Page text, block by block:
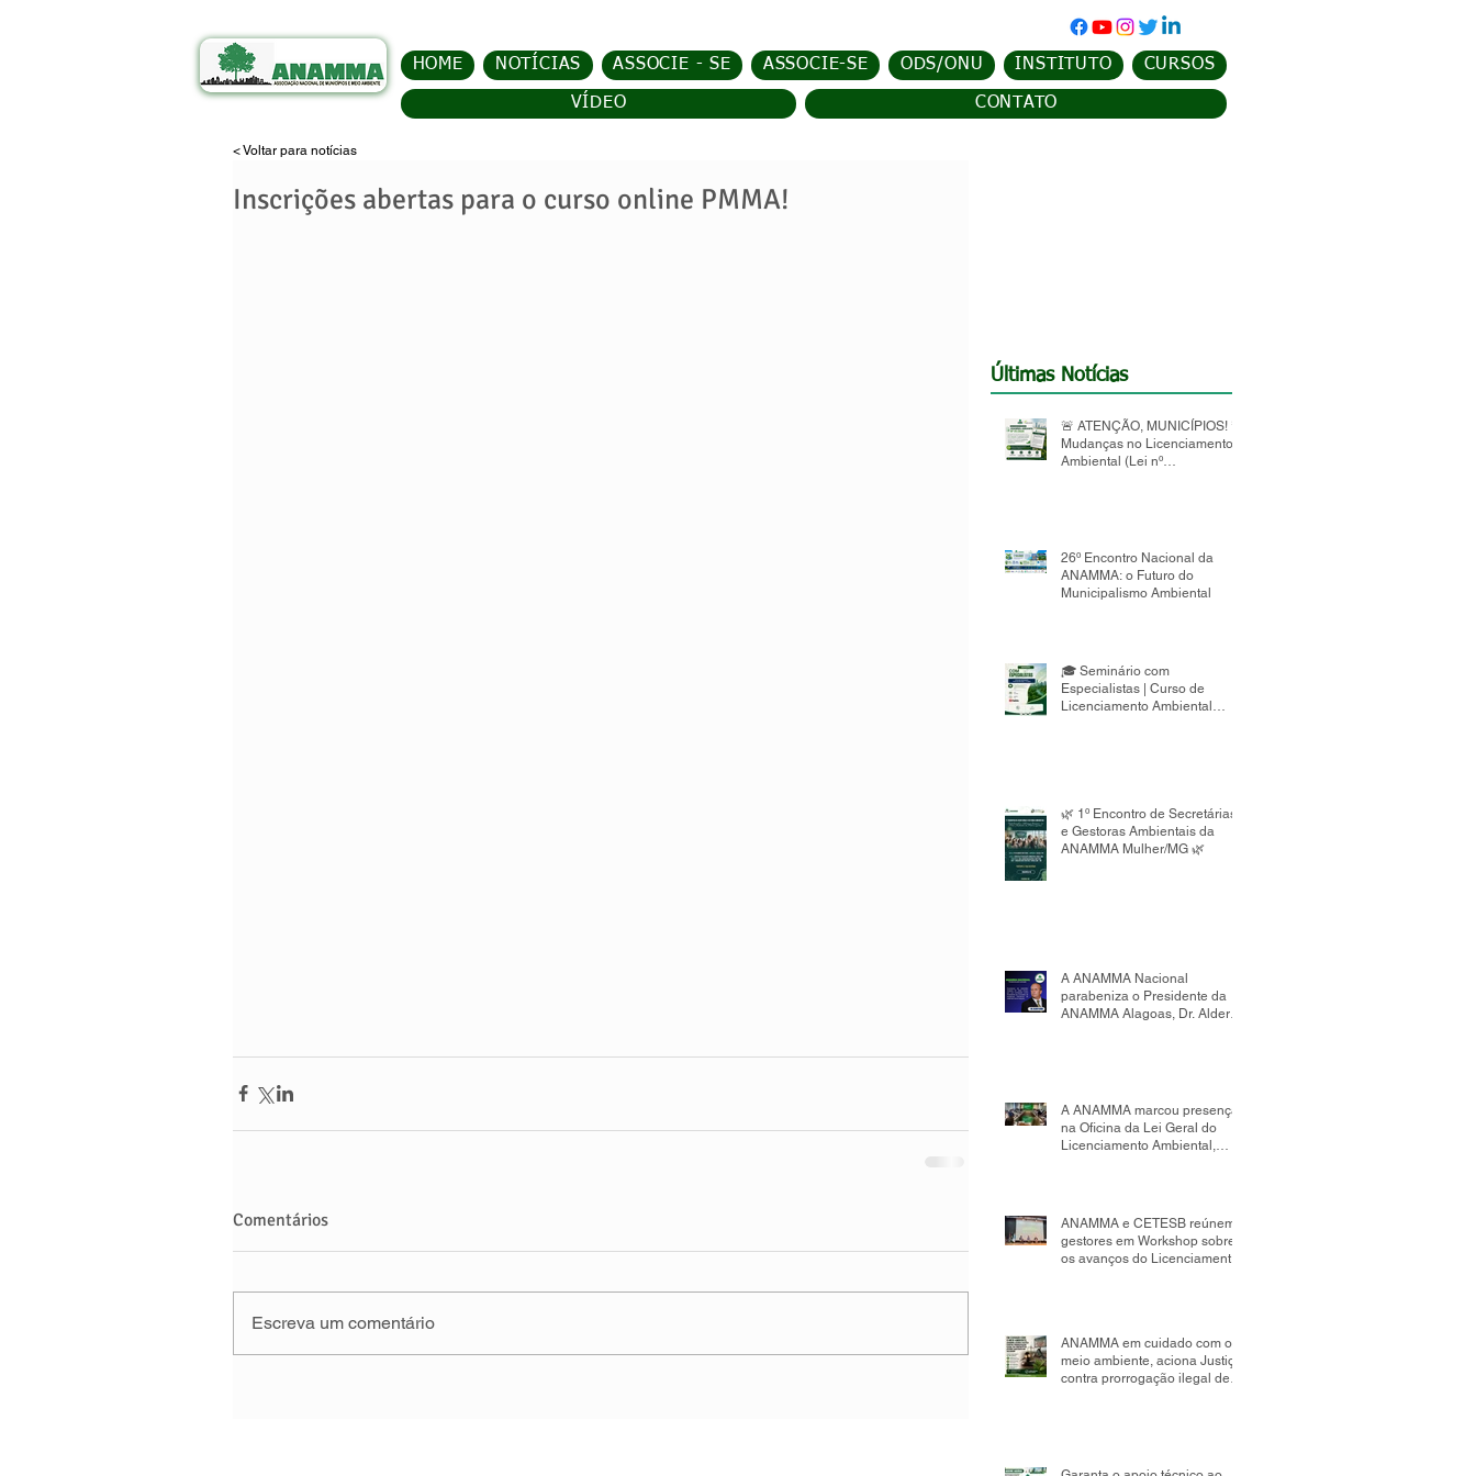
HOME NOTÍCIAS ASSOCIE - SE ASSOCIE-SE ODS/ONU INSTITUTO CURSOS
VÍDEO CONTATO
Inscrições abertas para o curso online PMMA!
Comentários
Escreva um comentário
< Voltar para notícias
Últimas Notícias
🚨 ATENÇÃO, MUNICÍPIOS! 🚨
Mudanças no Licenciamento
Ambiental (Lei nº
26º Encontro Nacional da
ANAMMA: o Futuro do
Municipalismo Ambiental
🎓 Seminário com
Especialistas | Curso de
Licenciamento Ambiental
🌿 1º Encontro de Secretárias
e Gestoras Ambientais da
ANAMMA Mulher/MG 🌿
A ANAMMA Nacional
parabeniza o Presidente da
ANAMMA Alagoas, Dr. Alder
A ANAMMA marcou presença
na Oficina da Lei Geral do
Licenciamento Ambiental,
com o fortalecimento da
gestão ambiental
ANAMMA e CETESB reúnem
gestores em Workshop sobre
os avanços do Licenciamento
ANAMMA em cuidado com o
meio ambiente, aciona Justiça
contra prorrogação ilegal de